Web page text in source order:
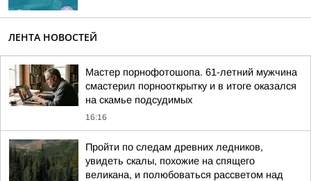
ЛЕНТА НОВОСТЕЙ
Мастер порнофотошопа. 61-летний мужчина
смастерил порнооткрытку и в итоге оказался
на скамье подсудимых
16:16
Пройти по следам древних ледников,
увидеть скалы, похожие на спящего
великана, и полюбоваться рассветом над